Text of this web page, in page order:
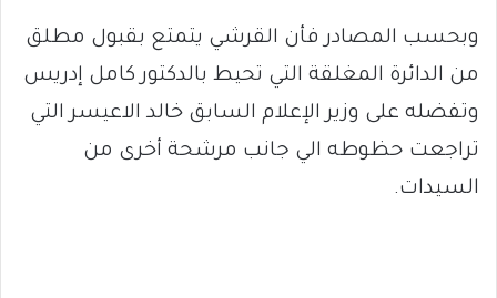
وبحسب المصادر فأن القرشي يتمتع بقبول مطلق
من الدائرة المغلقة التي تحيط بالدكتور كامل إدريس
وتفضله على وزير الإعلام السابق خالد الاعيسر التي
تراجعت حظوطه الي جانب مرشحة أخرى من
السيدات.